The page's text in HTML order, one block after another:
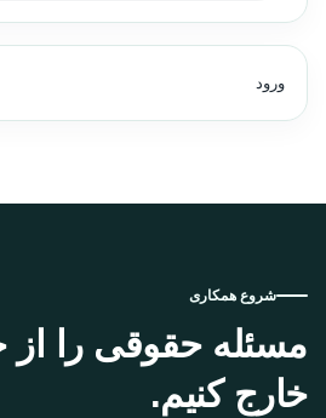
ورود
شروع همکاری
مسئله حقوقی را از
خارج کنیم.